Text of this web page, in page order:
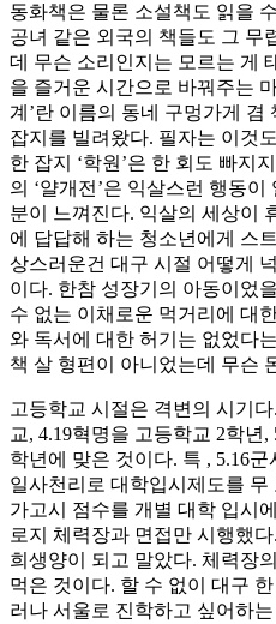
동화책은 물론 소설책도 읽을
공녀 같은 외국의 책들도 그 무
데 무슨 소리인지는 모르는 게
을 즐거운 시간으로 바꿔주는
계’란 이름의 동네 구멍가게
잡지를 빌려왔다. 필자는 이것
한 잡지 ‘학원’은 한 회도 빠지
의 ‘얄개전’은 익살스런 행동
분이 느껴진다. 익살의 세상이
에 답답해 하는 청소년에게 스
상스러운건 대구 시절 어떻게
이다. 한참 성장기의 아동이었
수 없는 이채로운 먹거리에 대
와 독서에 대한 허기는 없었다
책 살 형편이 아니었는데 무슨
고등학교 시절은 격변의 시기
교, 4.19혁명을 고등학교 2학년
학년에 맞은 것이다. 특 , 5.16
일사천리로 대학입시제도를
가고시 점수를 개별 대학 입시
로지 체력장과 면접만 시행했
희생양이 되고 말았다. 체력장
먹은 것이다. 할 수 없이 대구
러나 서울로 진학하고 싶어하